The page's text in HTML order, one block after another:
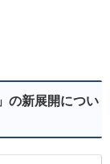
の新展開につい